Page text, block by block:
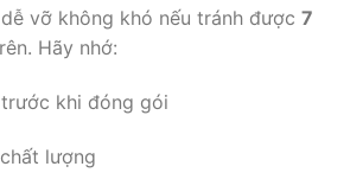
vỡ không khó nếu tránh được 7
Hãy nhớ:
trước khi đóng gói
chất lượng